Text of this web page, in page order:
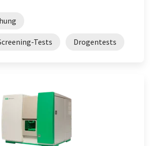
Tests Drogentests